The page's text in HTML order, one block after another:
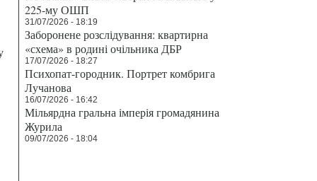
225-му ОШП
31/07/2026 - 18:19
Заборонене розслідування: квартирна
«схема» в родині очільника ДБР
17/07/2026 - 18:27
Психопат-городник. Портрет комбрига
Лучанова
16/07/2026 - 16:42
Мільярдна гральна імперія громадянина
Журила
09/07/2026 - 18:04